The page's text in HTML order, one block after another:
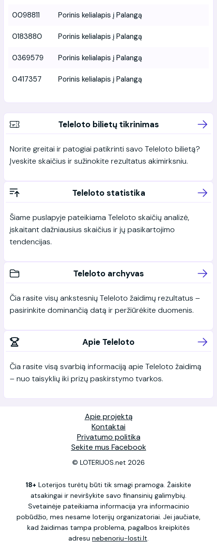
0098811 Porinis kelialapis į Palangą
0183880 Porinis kelialapis į Palangą
0369579 Porinis kelialapis į Palangą
0417357 Porinis kelialapis į Palangą
Teleloto bilietų tikrinimas
Norite greitai ir patogiai patikrinti savo Teleloto bilietą?
Įveskite skaičius ir sužinokite rezultatus akimirksniu.
Teleloto statistika
Šiame puslapyje pateikiama Teleloto skaičių analizė,
įskaitant dažniausius skaičius ir jų pasikartojimo
tendencijas.
Teleloto archyvas
Čia rasite visų ankstesnių Teleloto žaidimų rezultatus –
pasirinkite dominančią datą ir peržiūrėkite duomenis.
Apie Teleloto
Čia rasite visą svarbią informaciją apie Teleloto žaidimą
– nuo taisyklių iki prizų paskirstymo tvarkos.
Apie projektą
Kontaktai
Privatumo politika
Sekite mus Facebook
© LOTERIJOS.net 2026
18+ Loterijos turėtų būti tik smagi pramoga. Žaiskite
atsakingai ir neviršykite savo finansinių galimybių.
Svetainėje pateikiama informacija yra informacinio
pobūdžio, mes nesame loterijų organizatoriai. Jei jaučiate,
kad žaidimas tampa problema, pagalbos kreipkitės
adresu nebenoriu-losti.lt